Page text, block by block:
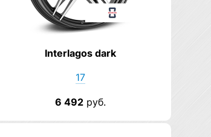
Interlagos dark
17
6 492 руб.